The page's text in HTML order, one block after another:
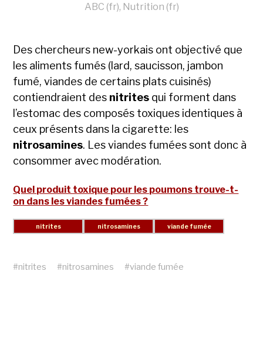
ABC (fr), Nutrition (fr)
Des chercheurs new-yorkais ont objectivé que
les aliments fumés (lard, saucisson, jambon
fumé, viandes de certains plats cuisinés)
contiendraient des nitrites qui forment dans
l’estomac des composés toxiques identiques à
ceux présents dans la cigarette: les
nitrosamines. Les viandes fumées sont donc à
consommer avec modération.
Quel produit toxique pour les poumons trouve-t-
on dans les viandes fumées ?
#nitrites #nitrosamines #viande fumée